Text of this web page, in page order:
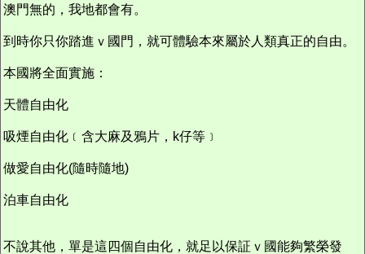
澳門無的，我地都會有。
到時你只你踏進ｖ國門，就可體驗本來屬於人類真正的自由。
本國將全面實施：
天體自由化
吸煙自由化﹝含大麻及鴉片，k仔等﹞
做愛自由化(隨時隨地)
泊車自由化
不說其他，單是這四個自由化，就足以保証ｖ國能夠繁榮發